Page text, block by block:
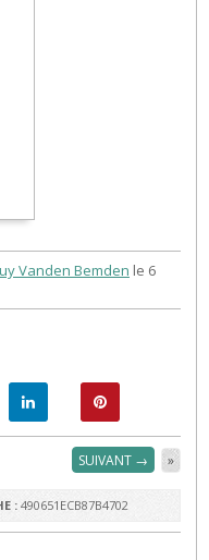
Vanden Bemden le 6
SUIVANT → »
: 490651ECB87B4702